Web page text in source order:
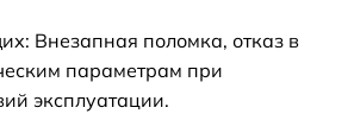
Внезапная поломка, отказ в
параметрам при
эксплуатации.